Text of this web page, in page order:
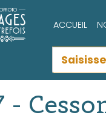
ACCUEIL
-